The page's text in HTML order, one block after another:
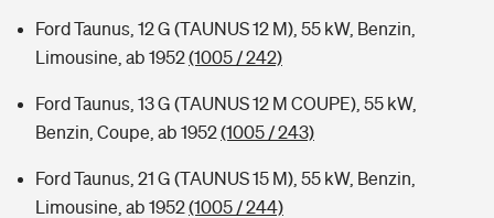
Ford Taunus, 12 G (TAUNUS 12 M), 55 kW, Benzin,
Limousine, ab 1952(1005 / 242)
Ford Taunus, 13 G (TAUNUS 12 M COUPE), 55 kW,
Benzin, Coupe, ab 1952(1005 / 243)
Ford Taunus, 21 G (TAUNUS 15 M), 55 kW, Benzin,
Limousine, ab 1952(1005 / 244)